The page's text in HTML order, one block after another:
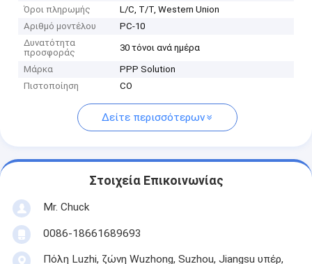
Όροι πληρωμής
L/C, T/T, Western Union
Αριθμό μοντέλου
PC-10
Δυνατότητα
προσφοράς
30 τόνοι ανά ημέρα
Μάρκα
PPP Solution
Πιστοποίηση
CO
Δείτε περισσότερων
Στοιχεία Επικοινωνίας
Mr. Chuck
0086-18661689693
Πόλη Luzhi, ζώνη Wuzhong, Suzhou, Jiangsu υπέρ,